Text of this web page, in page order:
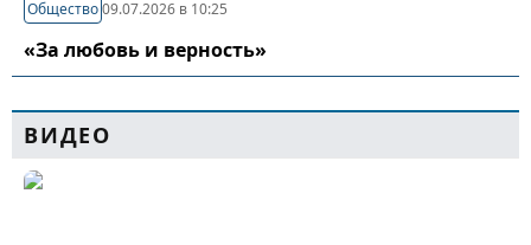
Общество09.07.2026 в 10:25
«За любовь и верность»
ВИДЕО